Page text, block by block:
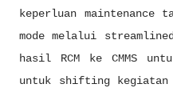
keperluan
mode melalui streamlined
hasil RCM ke CMMS
untuk shifting kegiatan